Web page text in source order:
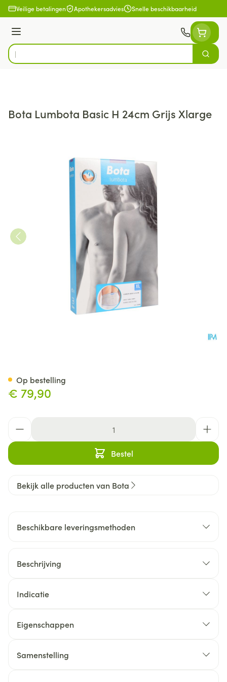
Ga naar de inhoud
Veilige betalingen Apothekersadvies Snelle beschikbaarheid
Menu
Product, merk, categorie...
Zoek
Bota Lumbota Basic H 24cm Grijs Xlarge
€ 79,90
Bestel
Op bestelling
Bekijk alle producten van Bota
Beschikbare leveringsmethoden
Beschrijving
Indicatie
Eigenschappen
Samenstelling